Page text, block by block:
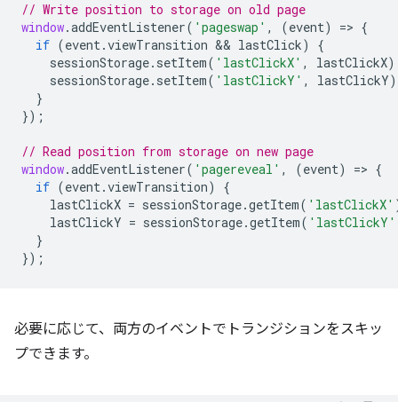
// Write position to storage on old page
window.addEventListener( 'pageswap' , (event) => {
if (event.viewTransition && lastClick)
{
sessionStorage. setItem( 'lastClickX' , lastClickX
sessionStorage. setItem( 'lastClickY' , lastClickY
}
});
// Read position from storage on new page
window.addEventListener( 'pagereveal' , (event) => {
if (event.viewTransition)
{
lastClickX = sessionStorage.getItem( 'lastClickX'
lastClickY = sessionStorage.getItem( 'lastClickY'
}
});
必要に応じて、両方のイベントでトランジションをスキッ
プできます。